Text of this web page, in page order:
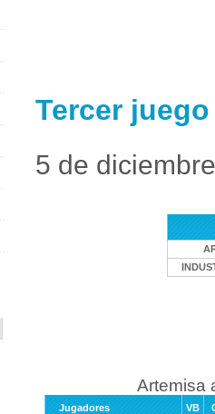
Tercer
5 de
Artemisa
Jugadores VB